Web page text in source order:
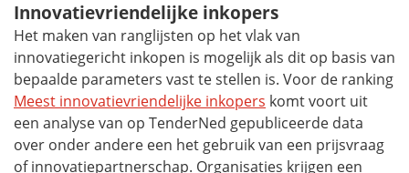
Innovatievriendelijke inkopers
Het maken van ranglijsten op het vlak van
innovatiegericht inkopen is mogelijk als dit op basis van
bepaalde parameters vast te stellen is. Voor de ranking
Meest innovatievriendelijke inkopers komt voort uit
een analyse van op TenderNed gepubliceerde data
over onder andere een het gebruik van een prijsvraag
of innovatiepartnerschap. Organisaties krijgen een